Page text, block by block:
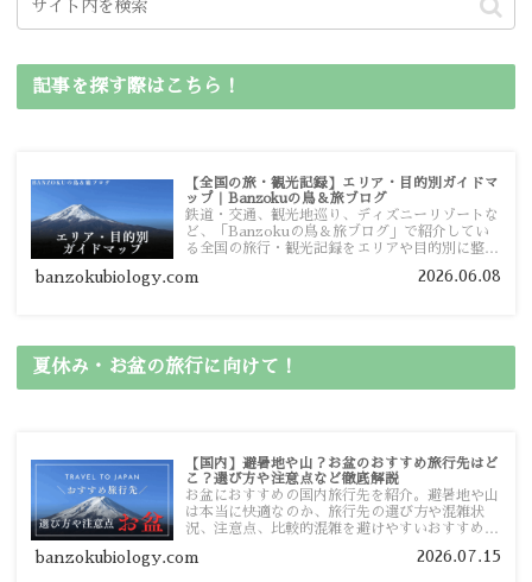
記事を探す際はこちら！
【全国の旅・観光記録】エリア・目的別ガイドマ
ップ｜Banzokuの鳥＆旅ブログ
鉄道・交通、観光地巡り、ディズニーリゾートな
ど、「Banzokuの鳥＆旅ブログ」で紹介してい
る全国の旅行・観光記録をエリアや目的別に整理
ガイドマップからスムーズに見つけていただけま
banzokubiology.com 2026.06.08
夏休み・お盆の旅行に向けて！
【国内】避暑地や山？お盆のおすすめ旅行先はど
こ？選び方や注意点など徹底解説
お盆におすすめの国内旅行先を紹介。避暑地や山
は本当に快適なのか、旅行先の選び方や混雑状
況、注意点、比較的混雑を避けやすいおすすめス
す。
banzokubiology.com 2026.07.15